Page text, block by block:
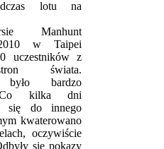
lotu na
Manhunt
w Taipei
uczestników z
świata.
było bardzo
Co kilka dni
się do innego
kwaterowano
oczywiście
się pokazy